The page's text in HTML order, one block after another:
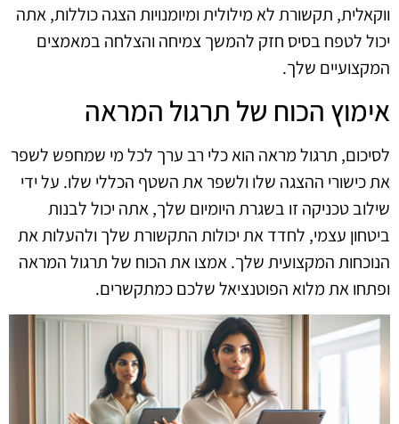
ווקאלית, תקשורת לא מילולית ומיומנויות הצגה כוללות, אתה
יכול לטפח בסיס חזק להמשך צמיחה והצלחה במאמצים
המקצועיים שלך.
אימוץ הכוח של תרגול המראה
לסיכום, תרגול מראה הוא כלי רב ערך לכל מי שמחפש לשפר
את כישורי ההצגה שלו ולשפר את השטף הכללי שלו. על ידי
שילוב טכניקה זו בשגרת היומיום שלך, אתה יכול לבנות
ביטחון עצמי, לחדד את יכולות התקשורת שלך ולהעלות את
הנוכחות המקצועית שלך. אמצו את הכוח של תרגול המראה
ופתחו את מלוא הפוטנציאל שלכם כמתקשרים.